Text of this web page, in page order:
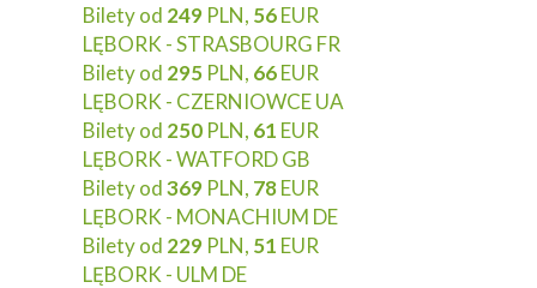
Bilety od 249 PLN, 56EUR
LĘBORK - STRASBOURG FR
Bilety od 295 PLN, 66EUR
LĘBORK - CZERNIOWCE UA
Bilety od 250 PLN, 61 EUR
LĘBORK - WATFORD GB
Bilety od369 PLN, 78EUR
LĘBORK - MONACHIUM DE
Bilety od 229 PLN, 51 EUR
LĘBORK - ULM DE